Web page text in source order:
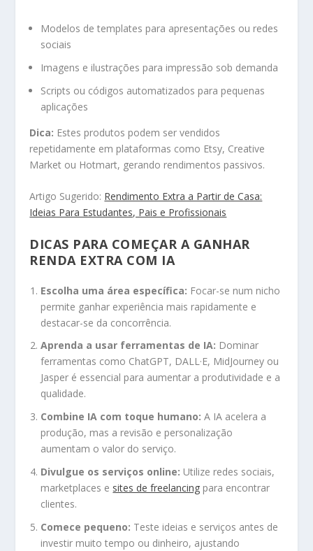
Modelos de templates para apresentações ou redes
sociais
Imagens e ilustrações para impressão sob demanda
Scripts ou códigos automatizados para pequenas
aplicações
Dica: Estes produtos podem ser vendidos
repetidamente em plataformas como Etsy, Creative
Market ou Hotmart, gerando rendimentos passivos.
Artigo Sugerido: Rendimento Extra a Partir de Casa:
Ideias Para Estudantes, Pais e Profissionais
DICAS PARA COMEÇAR A GANHAR
RENDA EXTRA COM IA
Escolha uma área específica: Focar-se num nicho
permite ganhar experiência mais rapidamente e
destacar-se da concorrência.
Aprenda a usar ferramentas de IA: Dominar
ferramentas como ChatGPT, DALL·E, MidJourney ou
Jasper é essencial para aumentar a produtividade e a
qualidade.
Combine IA com toque humano: A IA acelera a
produção, mas a revisão e personalização
aumentam o valor do serviço.
Divulgue os serviços online: Utilize redes sociais,
marketplaces e sites de freelancing para encontrar
clientes.
Comece pequeno: Teste ideias e serviços antes de
investir muito tempo ou dinheiro, ajustando